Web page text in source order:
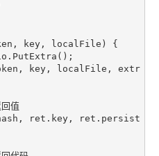
key, localFile) {